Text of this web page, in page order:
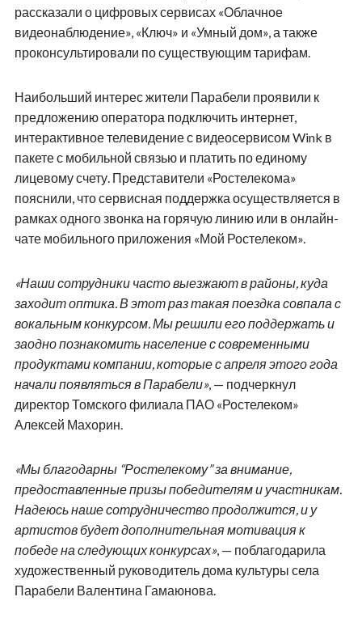
рассказали о цифровых сервисах «Облачное
видеонаблюдение», «Ключ» и «Умный дом», а также
проконсультировали по существующим тарифам.
Наибольший интерес жители Парабели проявили к
предложению оператора подключить интернет,
интерактивное телевидение с видеосервисом Wink в
пакете с мобильной связью и платить по единому
лицевому счету. Представители «Ростелекома»
пояснили, что сервисная поддержка осуществляется в
рамках одного звонка на горячую линию или в онлайн-
чате мобильного приложения «Мой Ростелеком».
«Наши сотрудники часто выезжают в районы, куда
заходит оптика. В этот раз такая поездка совпала с
вокальным конкурсом. Мы решили его поддержать и
заодно познакомить население с современными
продуктами компании, которые с апреля этого года
начали появляться в Парабели», — подчеркнул
директор Томского филиала ПАО «Ростелеком»
Алексей Махорин.
«Мы благодарны “Ростелекому” за внимание,
предоставленные призы победителям и участникам.
Надеюсь наше сотрудничество продолжится, и у
артистов будет дополнительная мотивация к
победе на следующих конкурсах», — поблагодарила
художественный руководитель дома культуры села
Парабели Валентина Гамаюнова.